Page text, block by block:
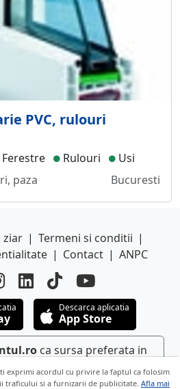
PVC, rulouri
Ferestre Rulouri
Usi
paza
Bucuresti
ziar | Termeni si conditii |
| Contact | ANPC
Descarca aplicatia
App Store
ca sursa preferata in
Google
exprimi acordul cu privire la faptul ca folosim
traficului si a furnizarii de publicitate. Afla mai